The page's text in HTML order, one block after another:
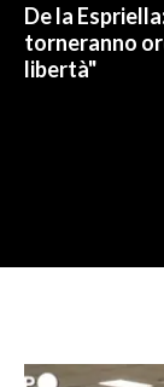
De la
torneranno
libertà"